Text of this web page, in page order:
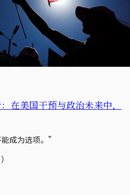
在美国干预与政治未来中，
成为选项。”